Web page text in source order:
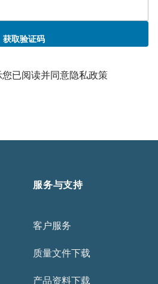
获取验证码
已阅读并同意隐私政策
服务与支持
客户服务
质量文件下载
产品资料下载